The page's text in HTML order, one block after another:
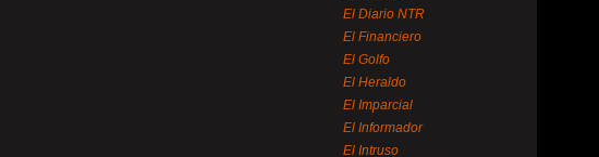
El Diario NTR
El Financiero
El Golfo
El Heraldo
El Imparcial
El Informador
El Intruso